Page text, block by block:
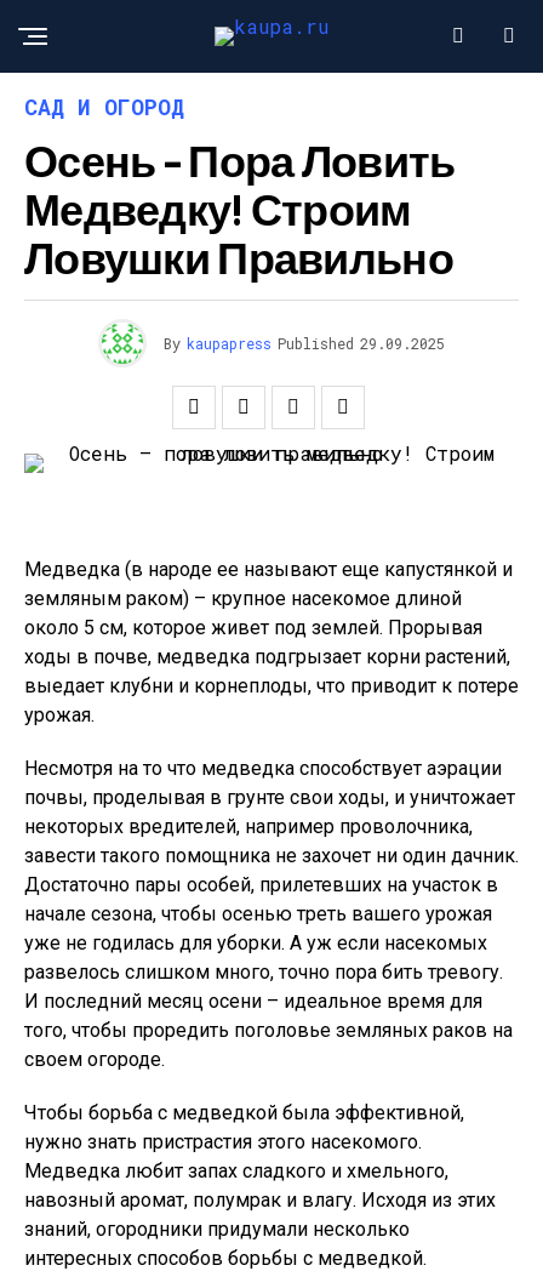
САД И ОГОРОД
Осень – Пора Ловить
Медведку! Строим
Ловушки Правильно
By kaupapress Published 29.09.2025
Медведка (в народе ее называют еще капустянкой и
земляным раком) – крупное насекомое длиной
около 5 см, которое живет под землей. Прорывая
ходы в почве, медведка подгрызает корни растений,
выедает клубни и корнеплоды, что приводит к потере
урожая.
Несмотря на то что медведка способствует аэрации
почвы, проделывая в грунте свои ходы, и уничтожает
некоторых вредителей, например проволочника,
завести такого помощника не захочет ни один дачник.
Достаточно пары особей, прилетевших на участок в
начале сезона, чтобы осенью треть вашего урожая
уже не годилась для уборки. А уж если насекомых
развелось слишком много, точно пора бить тревогу.
И последний месяц осени – идеальное время для
того, чтобы проредить поголовье земляных раков на
своем огороде.
Чтобы борьба с медведкой была эффективной,
нужно знать пристрастия этого насекомого.
Медведка любит запах сладкого и хмельного,
навозный аромат, полумрак и влагу. Исходя из этих
знаний, огородники придумали несколько
интересных способов борьбы с медведкой.